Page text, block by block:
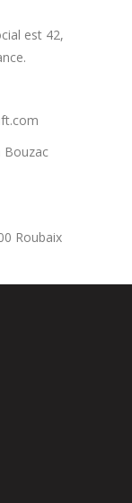
est 42,
Bouzac
Roubaix